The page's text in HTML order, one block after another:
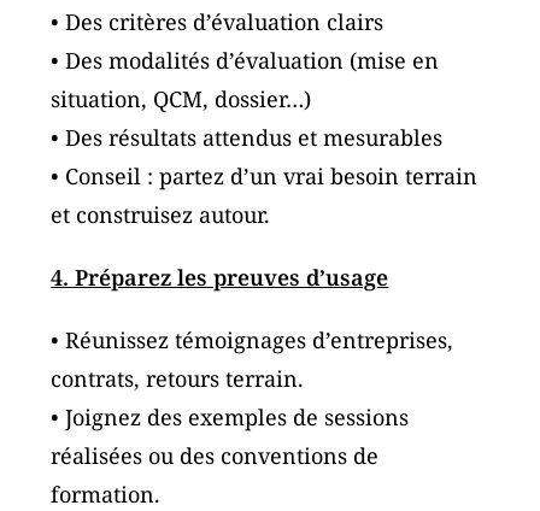
• Des critères d’évaluation clairs
• Des modalités d’évaluation (mise en
situation, QCM, dossier…)
• Des résultats attendus et mesurables
• Conseil : partez d’un vrai besoin terrain
et construisez autour.
4. Préparez les preuves d’usage
• Réunissez témoignages d’entreprises,
contrats, retours terrain.
• Joignez des exemples de sessions
réalisées ou des conventions de
formation.